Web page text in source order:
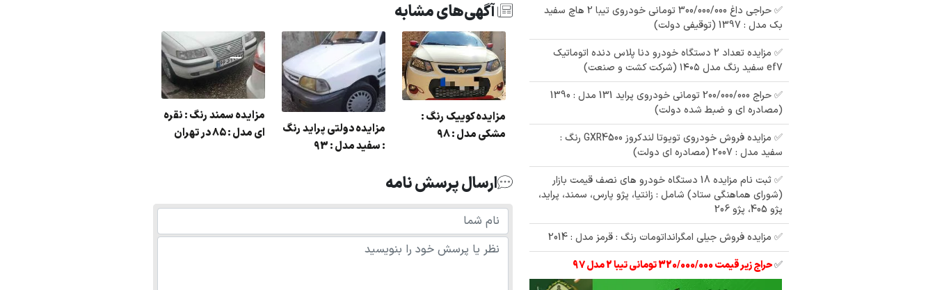
✅ حراجی داغ 300/000/000 تومانی خودروی تیبا 2 هاچ سفید
بک مدل : 1397 (توقیفی دولت)
✅ مزایده تعداد 2 دستگاه خودرو دنا پلاس دنده اتوماتیک
ef7 سفید رنگ مدل ۱۴۰۵ (شرکت کشت و صنعت)
✅ حراج 200/000/000 تومانی خودروی پراید 131 مدل : 1390
(مصادره ای و ضبط شده دولت)
✅ مزایده فروش خودروی تویوتا لندکروز GXR4500 رنگ :
سفید مدل : 2007 (مصادره ای دولت)
✅ ثبت نام مزایده 18 دستگاه خودرو های نصف قیمت بازار
(شورای هماهنگی ستاد) شامل : زانتیا، پژو پارس، سمند، پراید،
پژو 405، پژو 206
✅ مزایده فروش جیلی امگرانداتومات رنگ : قرمز مدل : 2014
✅حراج زیر قیمت 320/000/000 تومانی تیبا 2 مدل 97
آگهی‌های مشابه
مزایده سمند رنگ : نقره
ای مدل : 85 در تهران
مزایده دولتی پراید رنگ
: سفید مدل : 93
مزایده کوییک رنگ :
مشکی مدل : 98
رنگ : نقره ای مدل : 82
مزایده دولتی یک
دستگاه پراید مدل : 85
مزایده روا رنگ : نوک
ارسال پرسش نامه